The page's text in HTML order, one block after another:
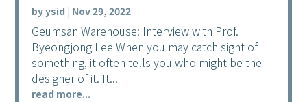
byysid | Nov 29, 2022
Geumsan Warehouse: Interview with Prof.
Byeongjong Lee When you may catch sight of
something, it often tells you who might be the
designer of it. It...
read more...